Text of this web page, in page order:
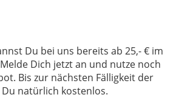
Du bei uns bereits ab 25,- € im
Dich jetzt an und nutze noch
Bis zur nächsten Fälligkeit der
natürlich kostenlos.